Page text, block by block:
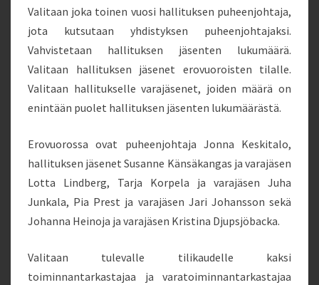
Valitaan joka toinen vuosi hallituksen puheenjohtaja,
jota kutsutaan yhdistyksen puheenjohtajaksi.
Vahvistetaan hallituksen jäsenten lukumäärä.
Valitaan hallituksen jäsenet erovuoroisten tilalle.
Valitaan hallitukselle varajäsenet, joiden määrä on
enintään puolet hallituksen jäsenten lukumäärästä.
Erovuorossa ovat puheenjohtaja Jonna Keskitalo,
hallituksen jäsenet Susanne Känsäkangas ja varajäsen
Lotta Lindberg, Tarja Korpela ja varajäsen Juha
Junkala, Pia Prest ja varajäsen Jari Johansson sekä
Johanna Heinoja ja varajäsen Kristina Djupsjöbacka.
Valitaan tulevalle tilikaudelle kaksi
toiminnantarkastajaa ja varatoiminnantarkastajaa